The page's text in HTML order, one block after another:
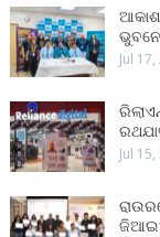
Jul
Jul